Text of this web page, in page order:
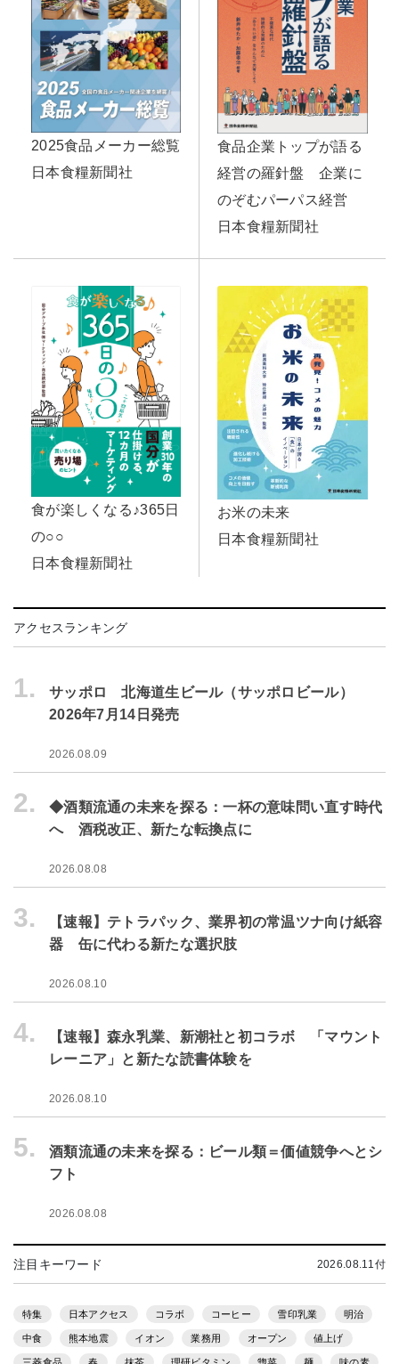
2025食品メーカー総覧
日本食糧新聞社
食品企業トップが語る
経営の羅針盤 企業に
のぞむパーパス経営
日本食糧新聞社
食が楽しくなる♪365日
の○○
日本食糧新聞社
お米の未来
日本食糧新聞社
アクセスランキング
1.
サッポロ 北海道生ビール（サッポロビール）
2026年7月14日発売
2026.08.09
2.
◆酒類流通の未来を探る：一杯の意味問い直す時代
へ 酒税改正、新たな転換点に
2026.08.08
3.
【速報】テトラパック、業界初の常温ツナ向け紙容
器 缶に代わる新たな選択肢
2026.08.10
4.
【速報】森永乳業、新潮社と初コラボ 「マウント
レーニア」と新たな読書体験を
2026.08.10
5.
酒類流通の未来を探る：ビール類＝価値競争へとシ
フト
2026.08.08
注目キーワード 2026.08.11付
特集 日本アクセス コラボ コーヒー 雪印乳業 明治
中食 熊本地震 イオン 業務用 オープン 値上げ